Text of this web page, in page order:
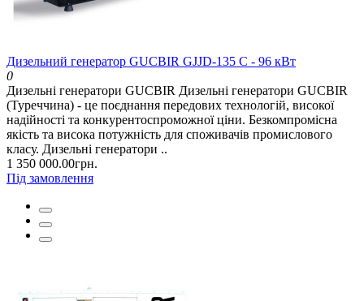
Дизельний генератор GUCBIR GJJD-135 C - 96 кВт
0
Дизельні генератори GUCBIR Дизельні генератори GUCBIR
(Туреччина) - це поєднання передових технологій, високої
надійності та конкурентоспроможної ціни. Безкомпромісна
якість та висока потужність для споживачів промислового
класу. Дизельні генератори ..
1 350 000.00грн.
Під замовлення